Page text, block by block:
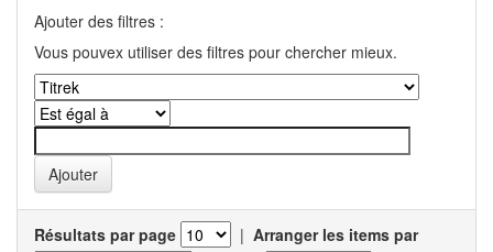
Ajouter des filtres :
Vous pouvex utiliser des filtres pour chercher mieux.
Résultats par page | Arranger les items par